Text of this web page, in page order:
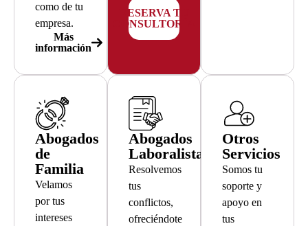
como de tu
empresa.
Más
información
RESERVA TU
CONSULTORÍA
Abogados
de
Familia
Velamos
por tus
intereses
Abogados
Laboralistas
Resolvemos
tus
conflictos,
ofreciéndote
Otros
Servicios
Somos tu
soporte y
apoyo en
tus